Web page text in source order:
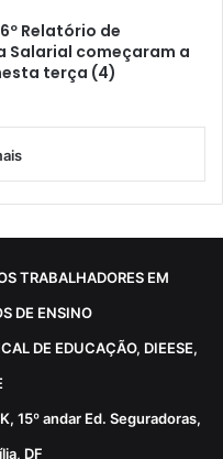
Relatório de
Salarial começaram a
terça (4)
TRABALHADORES EM
DE ENSINO
DE EDUCAÇÃO, DIEESE,
15º andar Ed. Seguradoras,
DF